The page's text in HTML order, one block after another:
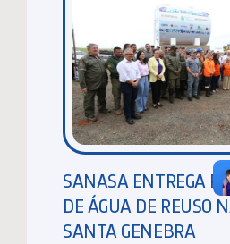
SANASA ENTREGA
DE ÁGUA DE REUSO
SANTA GENEBRA